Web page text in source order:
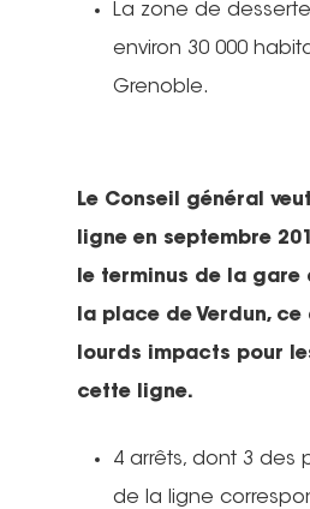
La zone de
environ 30 000
Grenoble.
Le Conseil général
ligne en septembre
le terminus de la gare
la place de Verdun,
lourds impacts pour
cette ligne.
4 arrêts, dont 3 des
de la ligne